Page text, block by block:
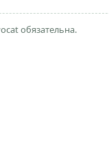
обязательна.